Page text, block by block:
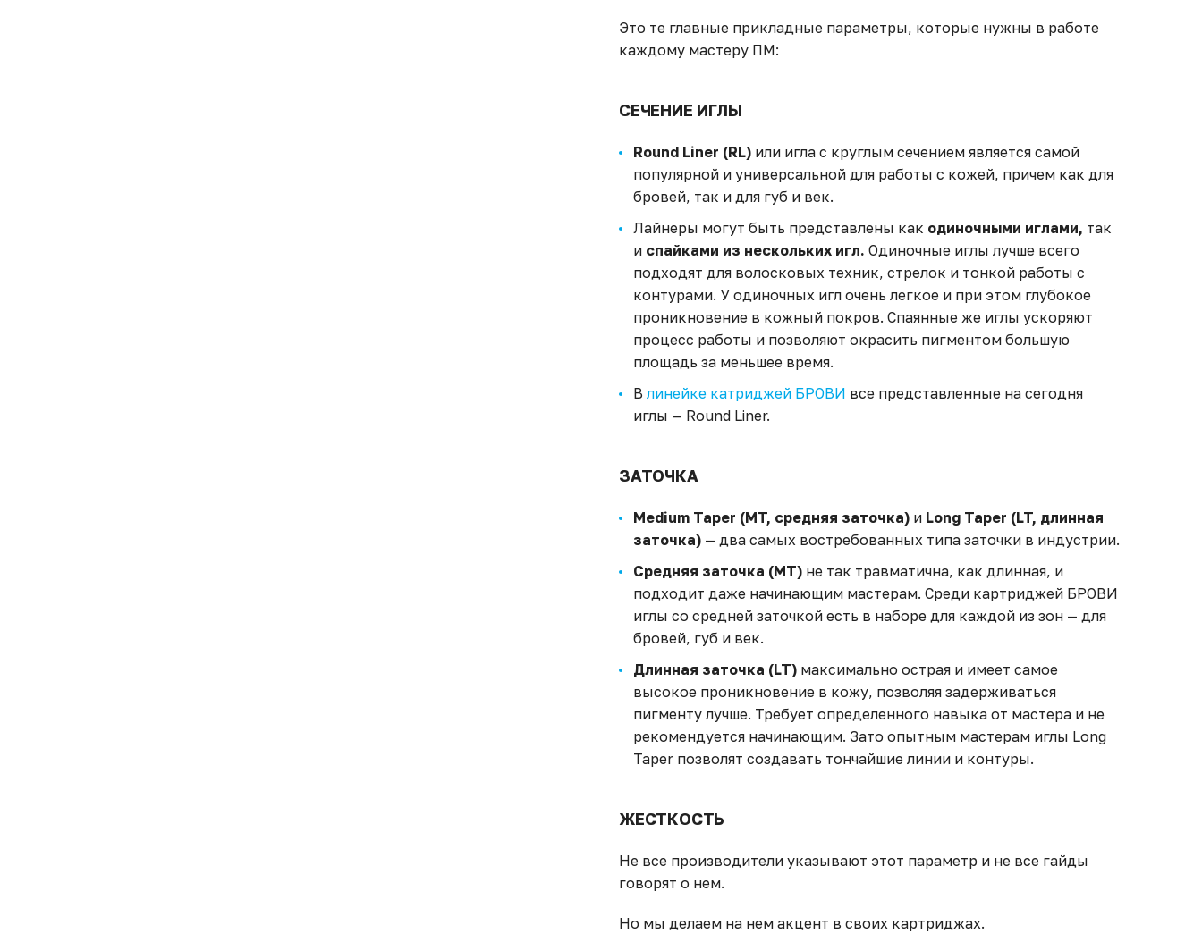
Это те главные прикладные параметры, которые нужны в работе
каждому мастеру ПМ:
СЕЧЕНИЕ ИГЛЫ
Round Liner (RL) или игла с круглым сечением является самой
популярной и универсальной для работы с кожей, причем как для
бровей, так и для губ и век.
Лайнеры могут быть представлены как одиночными иглами, так
и спайками из нескольких игл. Одиночные иглы лучше всего
подходят для волосковых техник, стрелок и тонкой работы с
контурами. У одиночных игл очень легкое и при этом глубокое
проникновение в кожный покров. Спаянные же иглы ускоряют
процесс работы и позволяют окрасить пигментом большую
площадь за меньшее время.
В линейке катриджей БРОВИ все представленные на сегодня
иглы — Round Liner.
ЗАТОЧКА
Medium Taper (MT, средняя заточка) и Long Taper (LT, длинная
заточка) — два самых востребованных типа заточки в индустрии.
Средняя заточка (MT) не так травматична, как длинная, и
подходит даже начинающим мастерам. Среди картриджей БРОВИ
иглы со средней заточкой есть в наборе для каждой из зон — для
бровей, губ и век.
Длинная заточка (LT) максимально острая и имеет самое
высокое проникновение в кожу, позволяя задерживаться
пигменту лучше. Требует определенного навыка от мастера и не
рекомендуется начинающим. Зато опытным мастерам иглы Long
Taper позволят создавать тончайшие линии и контуры.
ЖЕСТКОСТЬ
Не все производители указывают этот параметр и не все гайды
говорят о нем.
Но мы делаем на нем акцент в своих картриджах.